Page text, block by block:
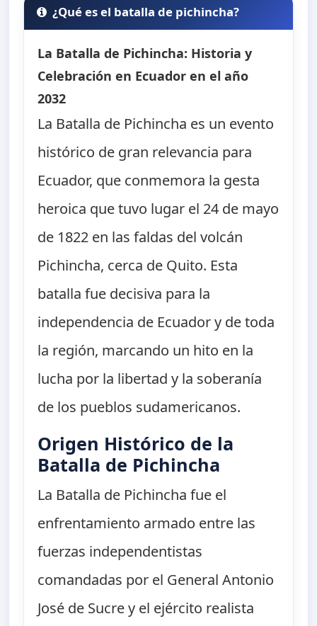
¿Qué es el batalla de pichincha?
La Batalla de Pichincha: Historia y
Celebración en Ecuador en el año
2032
La Batalla de Pichincha es un evento
histórico de gran relevancia para
Ecuador, que conmemora la gesta
heroica que tuvo lugar el 24 de mayo
de 1822 en las faldas del volcán
Pichincha, cerca de Quito. Esta
batalla fue decisiva para la
independencia de Ecuador y de toda
la región, marcando un hito en la
lucha por la libertad y la soberanía
de los pueblos sudamericanos.
Origen Histórico de la
Batalla de Pichincha
La Batalla de Pichincha fue el
enfrentamiento armado entre las
fuerzas independentistas
comandadas por el General Antonio
José de Sucre y el ejército realista